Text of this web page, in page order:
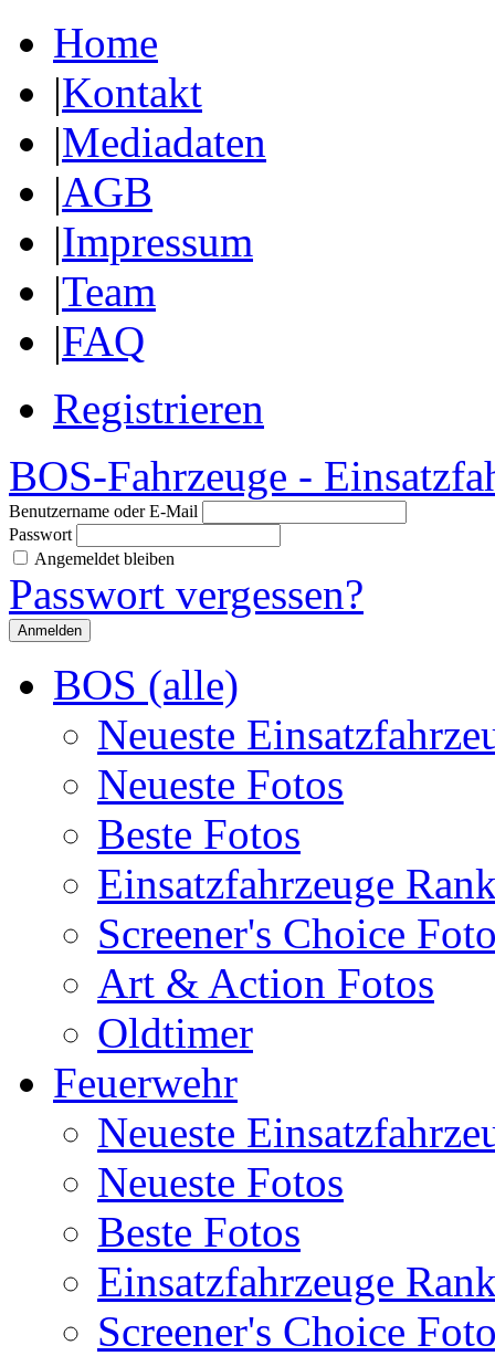
Home
|Kontakt
|Mediadaten
|AGB
|Impressum
|Team
|FAQ
Registrieren
BOS-Fahrzeuge -
Benutzername oder E-Mail
Passwort
Angemeldet bleiben
Passwort vergessen?
BOS (alle)
Neueste
Neueste Fotos
Beste Fotos
Einsatzfahrzeuge
Screener's Choice
Art & Action Fotos
Oldtimer
Feuerwehr
Neueste
Neueste Fotos
Beste Fotos
Einsatzfahrzeuge
Screener's Choice